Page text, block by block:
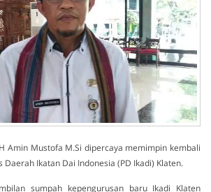
Amin Mustofa M.Si dipercaya memimpin kembali
Daerah Ikatan Dai Indonesia (PD Ikadi) Klaten.
sumpah kepengurusan baru Ikadi Klaten